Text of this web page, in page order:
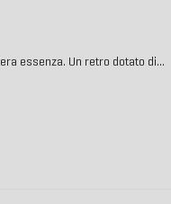
essenza. Un retro dotato di…